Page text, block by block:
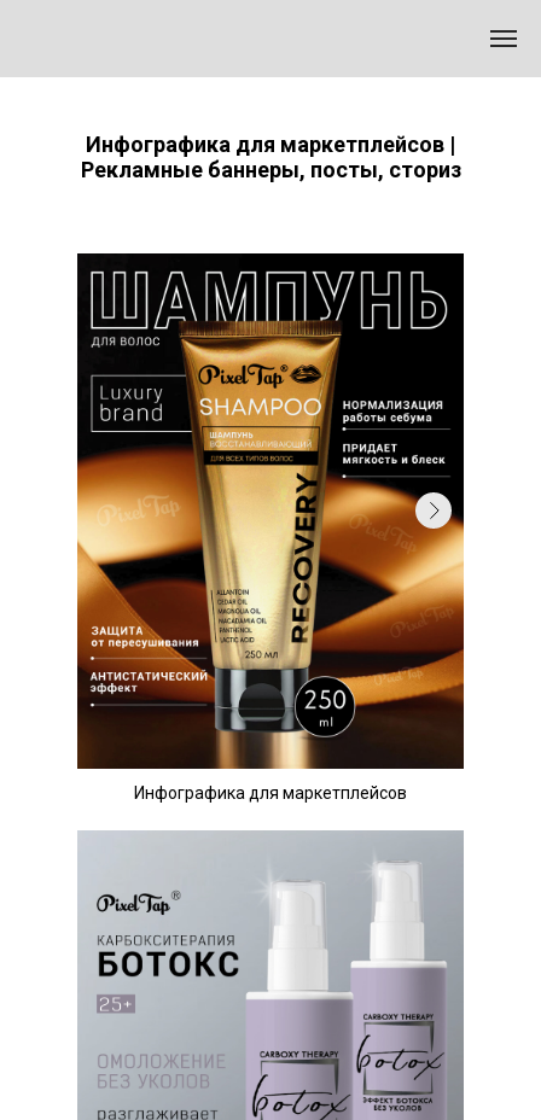
Infographics (marketplaces) |
Advertising banners, posts, stories
YULIA CICER
Инфографика для маркетплейсов |
Рекламные баннеры, посты, сториз
Инфографика для маркетплейсов